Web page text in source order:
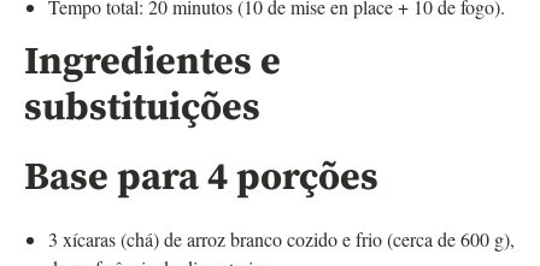
Tempo total: 20 minutos (10 de mise en place + 10 de fogo).
Ingredientes e
substituições
Base para 4 porções
3 xícaras (chá) de arroz branco cozido e frio (cerca de 600 g),